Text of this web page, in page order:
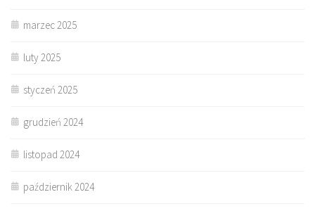
marzec 2025
luty 2025
styczeń 2025
grudzień 2024
listopad 2024
październik 2024